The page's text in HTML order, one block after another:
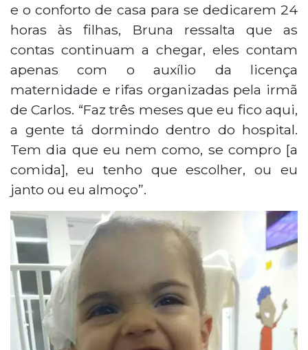
e o conforto de casa para se dedicarem 24
horas às filhas, Bruna ressalta que as
contas continuam a chegar, eles contam
apenas com o auxílio da licença
maternidade e rifas organizadas pela irmã
de Carlos. “Faz três meses que eu fico aqui,
a gente tá dormindo dentro do hospital.
Tem dia que eu nem como, se compro [a
comida], eu tenho que escolher, ou eu
janto ou eu almoço”.